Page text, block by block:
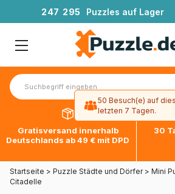
247 295 Puzzles auf Lager
Gratisversand innerhalb
Deutschlands ab 49 € mit DPD
30
Startseite > Puzzle Städte und Dörfer > Mini
Citadelle
50 Besuch(e) auf
letzten 7 Tagen.